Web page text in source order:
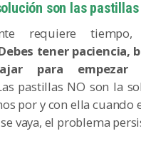
son las pastillas
requiere
tener paciencia,
para empezar
pastillas NO son la
por y con ella cuando
vaya, el problema